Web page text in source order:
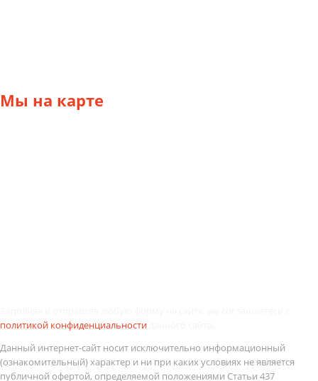
Мы на карте
политикой конфиденциальности
Данный интернет-сайт носит исключительно информационный
(ознакомительный) характер и ни при каких условиях не является
публичной офертой, определяемой положениями Статьи 437